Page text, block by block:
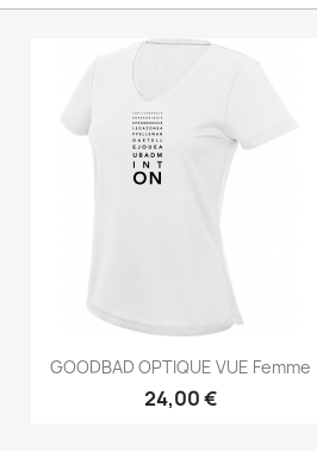
Aperçu rapide
GOODBAD OPTIQUE VUE Femme
24,00 €